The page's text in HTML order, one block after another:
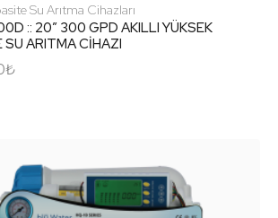
Su Arıtma Cihazları
:: 20″ 300 GPD AKILLI YÜKSEK
SU ARITMA CİHAZI
₺